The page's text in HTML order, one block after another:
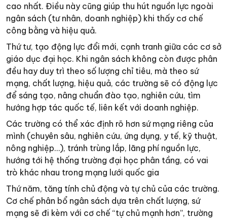
cao nhất. Điều này cũng giúp thu hút nguồn lực ngoài
ngân sách (tư nhân, doanh nghiệp) khi thấy cơ chế
công bằng và hiệu quả.
Thứ tư, tạo động lực đổi mới, cạnh tranh giữa các cơ sở
giáo dục đại học. Khi ngân sách không còn được phân
đều hay duy trì theo số lượng chỉ tiêu, mà theo sứ
mạng, chất lượng, hiệu quả, các trường sẽ có động lực
để sáng tạo, nâng chuẩn đào tạo, nghiên cứu, tìm
hướng hợp tác quốc tế, liên kết với doanh nghiệp.
Các trường có thể xác định rõ hơn sứ mạng riêng của
mình (chuyên sâu, nghiên cứu, ứng dụng, y tế, kỹ thuật,
nông nghiệp…), tránh trùng lắp, lãng phí nguồn lực,
hướng tới hệ thống trường đại học phân tầng, có vai
trò khác nhau trong mạng lưới quốc gia
Thứ năm, tăng tính chủ động và tự chủ của các trường.
Cơ chế phân bổ ngân sách dựa trên chất lượng, sứ
mạng sẽ đi kèm với cơ chế “tự chủ mạnh hơn”, trường